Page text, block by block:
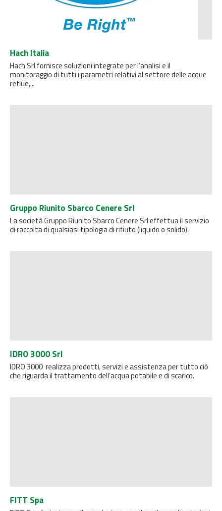
Hach Italia
Hach Srl fornisce soluzioni integrate per l’analisi e il
monitoraggio di tutti i parametri relativi al settore delle acque
reflue,...
Gruppo Riunito Sbarco Cenere Srl
La società Gruppo Riunito Sbarco Cenere Srl effettua il servizio
di raccolta di qualsiasi tipologia di rifiuto (liquido o solido).
IDRO 3000 Srl
IDRO 3000 realizza prodotti, servizi e assistenza per tutto ciò
che riguarda il trattamento dell’acqua potabile e di scarico.
FITT Spa